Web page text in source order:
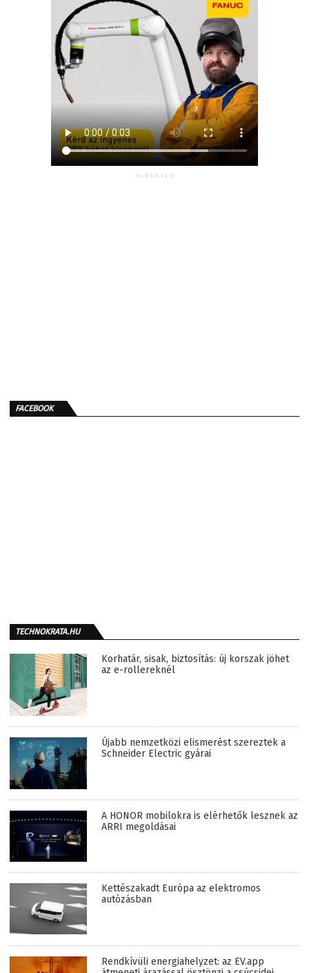
HIRDETÉS
FACEBOOK
TECHNOKRATA.HU
Korhatár, sisak, biztosítás: új korszak jöhet
az e-rollereknél
Újabb nemzetközi elismerést szereztek a
Schneider Electric gyárai
A HONOR mobilokra is elérhetők lesznek az
ARRI megoldásai
Kettészakadt Európa az elektromos
autózásban
Rendkívüli energiahelyzet: az EV.app